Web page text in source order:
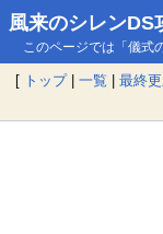
風来のシレンDS
このページでは「儀式
[ トップ| 一覧 | 最終